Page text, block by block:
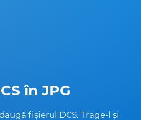
în JPG
fișierul DCS. Trage‑l și